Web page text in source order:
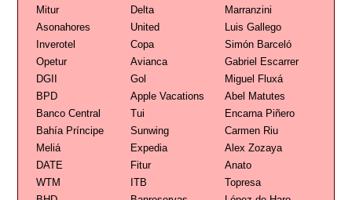
Mitur
Delta
Marranzini
Asonahores
United
Luis Gallego
Inverotel
Copa
Simón Barceló
Opetur
Avianca
Gabriel Escarrer
DGII
Gol
Miguel Fluxá
BPD
Apple Vacations
Abel Matutes
Banco Central
Tui
Encarna Piñero
Bahía Príncipe
Sunwing
Carmen Riu
Meliá
Expedia
Alex Zozaya
DATE
Fitur
Anato
WTM
ITB
Topresa